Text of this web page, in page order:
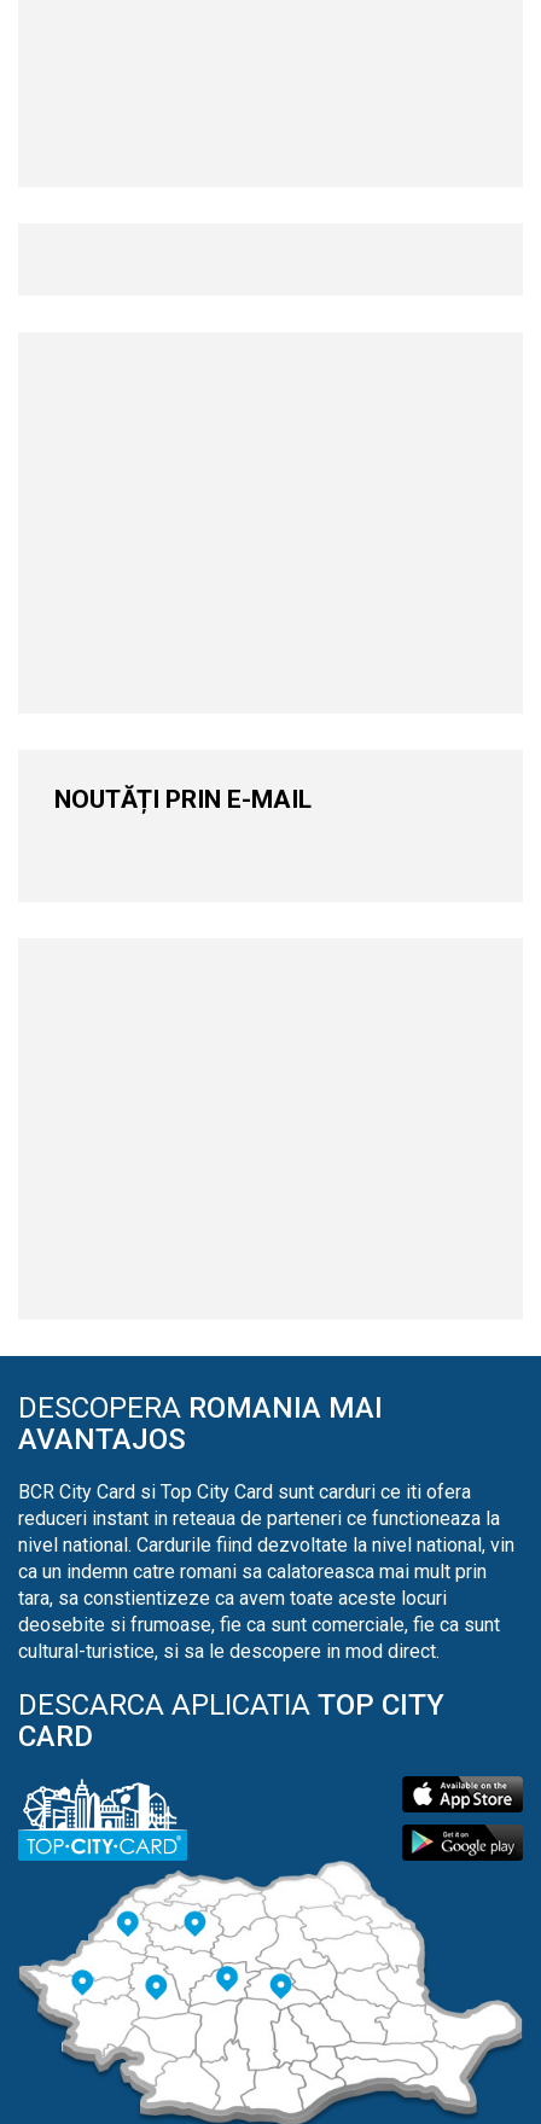
NOUTĂȚI PRIN E-MAIL
DESCOPERA ROMANIA MAI
AVANTAJOS
BCR City Card si Top City Card sunt carduri ce iti ofera
reduceri instant in reteaua de parteneri ce functioneaza la
nivel national. Cardurile fiind dezvoltate la nivel national, vin
ca un indemn catre romani sa calatoreasca mai mult prin
tara, sa constientizeze ca avem toate aceste locuri
deosebite si frumoase, fie ca sunt comerciale, fie ca sunt
cultural-turistice, si sa le descopere in mod direct.
DESCARCA APLICATIA TOP CITY
CARD